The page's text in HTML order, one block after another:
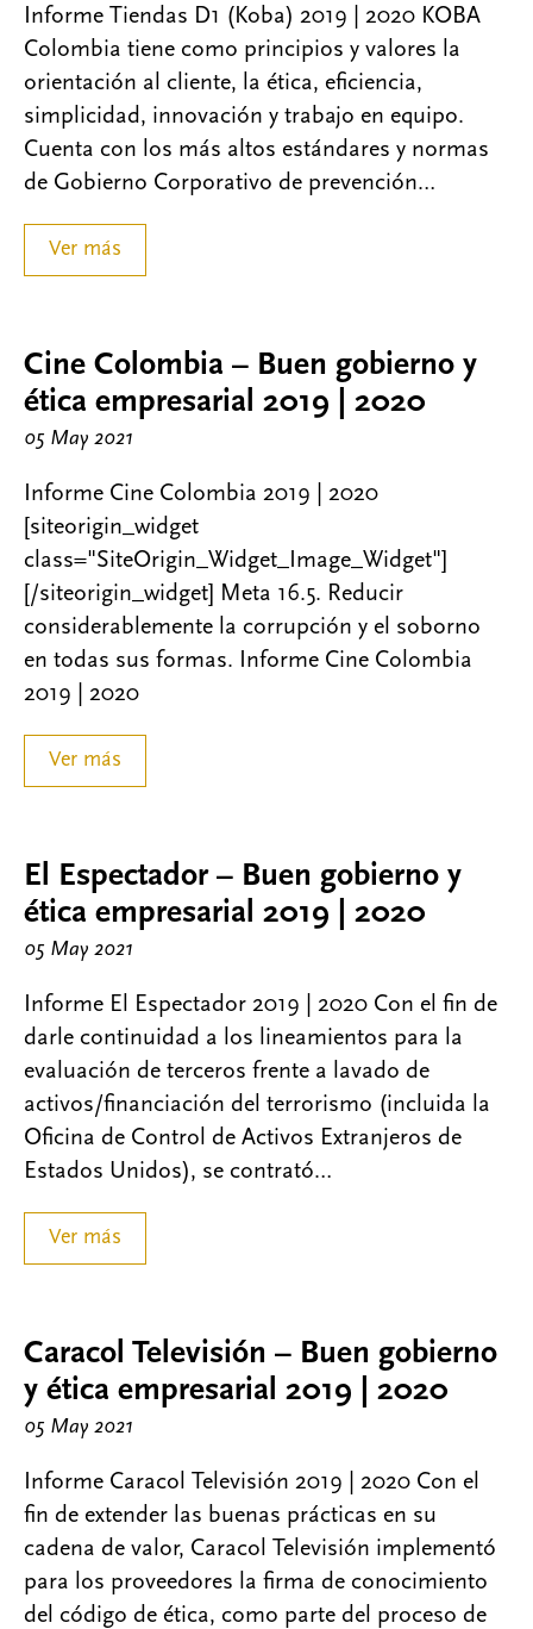
Informe Tiendas D1 (Koba) 2019 | 2020 KOBA
Colombia tiene como principios y valores la
orientación al cliente, la ética, eficiencia,
simplicidad, innovación y trabajo en equipo.
Cuenta con los más altos estándares y normas
de Gobierno Corporativo de prevención…
Ver más
Cine Colombia – Buen gobierno y
ética empresarial 2019 | 2020
05 May 2021
Informe Cine Colombia 2019 | 2020
[siteorigin_widget
class="SiteOrigin_Widget_Image_Widget"]
[/siteorigin_widget] Meta 16.5. Reducir
considerablemente la corrupción y el soborno
en todas sus formas. Informe Cine Colombia
2019 | 2020
Ver más
El Espectador – Buen gobierno y
ética empresarial 2019 | 2020
05 May 2021
Informe El Espectador 2019 | 2020 Con el fin de
darle continuidad a los lineamientos para la
evaluación de terceros frente a lavado de
activos/financiación del terrorismo (incluida la
Oficina de Control de Activos Extranjeros de
Estados Unidos), se contrató…
Ver más
Caracol Televisión – Buen gobierno
y ética empresarial 2019 | 2020
05 May 2021
Informe Caracol Televisión 2019 | 2020 Con el
fin de extender las buenas prácticas en su
cadena de valor, Caracol Televisión implementó
para los proveedores la firma de conocimiento
del código de ética, como parte del proceso de